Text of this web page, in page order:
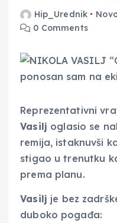
Hip_Urednik
0 Comments
Reprezentativni
Vasilj oglasio se
remija, istaknuvši
stigao u trenutku
prema planu.
Vasilj je bez
duboko pogađa: